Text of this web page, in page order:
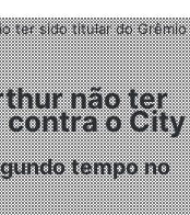
ter sido titular do Grêmio
não ter
o City
tempo no